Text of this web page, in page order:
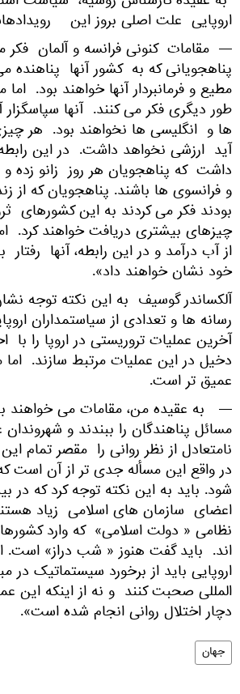
اروپایی علت اصلی بروز این
— مقامات کنونی فرانسه و آلمان فکر
پناهجویانی که به کشور آنها
مطیع و فرمانبردار آنها خواهند بود. اما
طور دیگری فکر می کنند. آنها سپاسگزار
ها و انگلیسی ها نخواهند بود. هر
آید ارزشی نخواهد داشت. در این رابطه
داشت که پناهجویان هر روز زانو زده
و فرانسوی ها باشند. پناهجویان که از
بودند فکر می کردند به این کشورهای
چیزهای بیشتری دریافت خواهند کرد.
از آب درآمد و در این رابطه، آنها
خود نشان خواهند داد».
آلکساندر گوسیف به این نکته توجه
رسانه ها و تعدادی از سیاستمداران
آخرین عملیات تروریستی در اروپا را با
دخیل در این عملیات مرتبط سازند.
عمیق تر است.
— به عقیده من، مقامات می خواهند
مسائل پناهندگان را ببندند و شهروندان
نامتعادل از نظر روانی را مقصر تمام
در واقع این مسأله جدی تر از آن است
شود. باید به این نکته توجه کرد که در
اعضای سازمان های اسلامی زیاد
نظامی « دولت اسلامی» که وارد
اند. باید گفت هنوز « شب دراز» است.
اروپایی باید از برخورد سیستماتیک در
المللی صحبت کنند و نه از اینکه این
دچار اختلال روانی انجام شده است».
جهان